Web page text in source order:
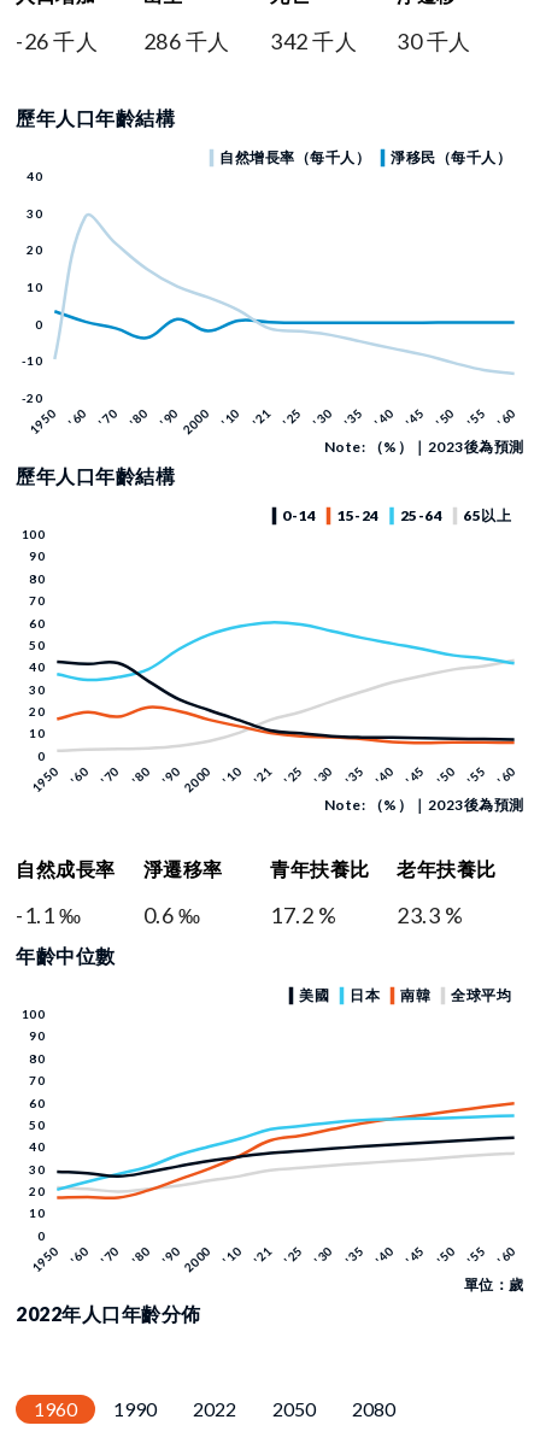
-26 千人 286 千人 342 千人 30 千人
歷年人口年齡結構
Note: （%）｜2023後為預測
歷年人口年齡結構
Note: （%）｜2023後為預測
自然成長率
-1.1 ‰
淨遷移率
0.6 ‰
青年扶養比
17.2 %
老年扶養比
23.3 %
年齡中位數
單位：歲
2022年人口年齡分佈
1960 1990 2022 2050 2080